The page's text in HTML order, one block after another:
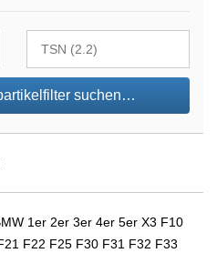
suchen…
1er 2er 3er 4er 5er X3 F10
F22 F25 F30 F31 F32 F33